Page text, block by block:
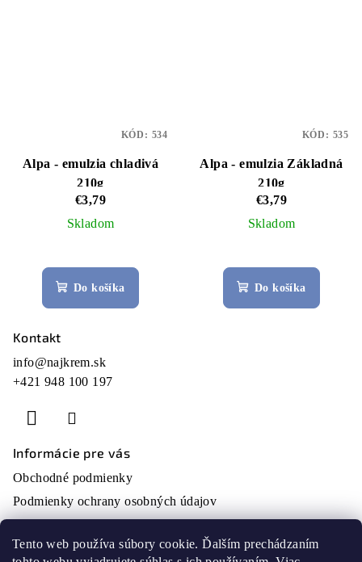
Tento web používa súbory cookie. Ďalším prechádzaním
Alpa - emulzia chladivá
210g
€3,79
Skladom
Do košíka
KÓD: 534
Alpa - emulzia Základná
210g
€3,79
Skladom
Do košíka
KÓD: 535
Kontakt
info@najkrem.sk
+421 948 100 197
Informácie pre vás
Obchodné podmienky
Podmienky ochrany osobných údajov
Moja objednávka